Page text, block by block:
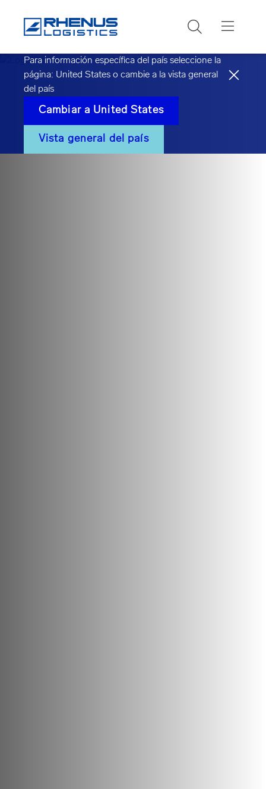
Buscar
Para información específica del país seleccione la
página: United States o cambie a la vista general
del país
Cambiar a United States
Vista general del país